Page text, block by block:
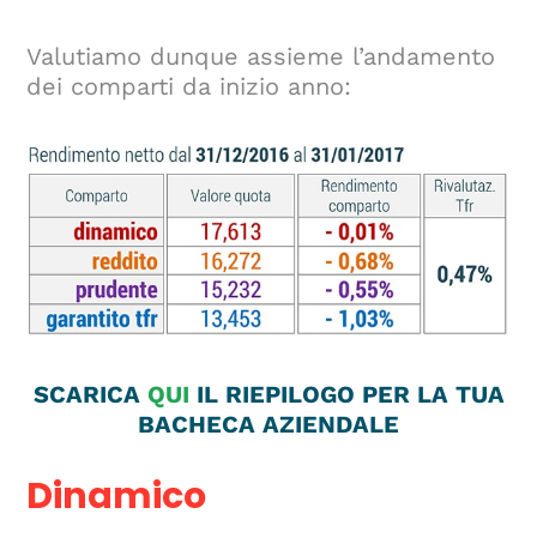
Valutiamo dunque assieme l’andamento
dei comparti da inizio anno:
SCARICA QUI IL RIEPILOGO PER LA TUA
BACHECA AZIENDALE
Dinamico